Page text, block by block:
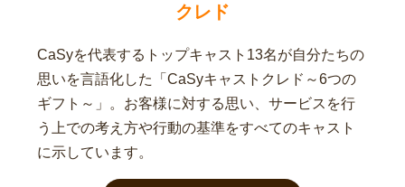
クレド
CaSyを代表するトップキャスト13名が自分たちの
思いを言語化した「CaSyキャストクレド～6つの
ギフト～」。お客様に対する思い、サービスを行
う上での考え方や行動の基準をすべてのキャスト
に示しています。